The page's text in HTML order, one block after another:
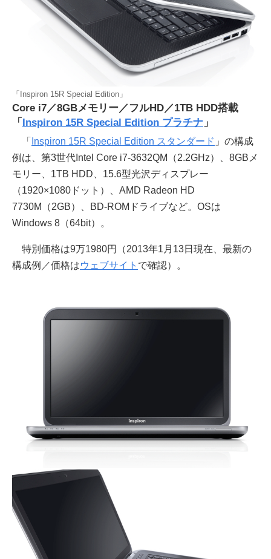
「Inspiron 15R Special Edition」
Core i7／8GBメモリー／フルHD／1TB HDD搭載
「 Inspiron 15R Special Edition プラチナ 」
「 Inspiron 15R Special Edition スタンダード 」の構成
例は、第3世代Intel Core i7-3632QM（2.2GHz）、8GBメ
モリー、1TB HDD、15.6型光沢ディスプレー
（1920×1080ドット）、AMD Radeon HD
7730M（2GB）、BD-ROMドライブなど。OSは
Windows 8（64bit）。
特別価格は9万1980円（2013年1月13日現在、最新の
構成例／価格はウェブサイト で確認）。